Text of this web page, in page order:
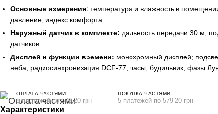
Основные измерения: температура и влажность в
давление, индекс комфорта.
Наружный датчик в комплекте: дальность передачи 30 м;
датчиков.
Дисплей и функции времени: монохромный дисплей;
неба; радиосинхронизация DCF-77; часы, будильник, фазы
ОПЛАТА ЧАСТЯМИ
5 платежей по 579.20 грн
ПОКУПКА ЧАСТЯМИ
5 платежей по 579.20 грн
Характеристики